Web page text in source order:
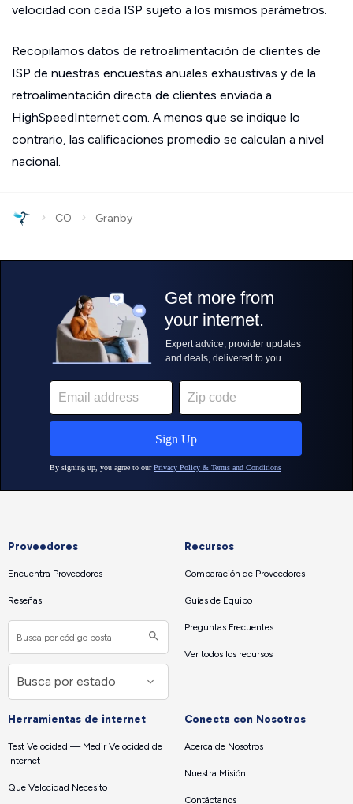
velocidad con cada ISP sujeto a los mismos parámetros.
Recopilamos datos de retroalimentación de clientes de
ISP de nuestras encuestas anuales exhaustivas y de la
retroalimentación directa de clientes enviada a
HighSpeedInternet.com. A menos que se indique lo
contrario, las calificaciones promedio se calculan a nivel
nacional.
› CO › Granby
Proveedores
Encuentra Proveedores
Reseñas
Recursos
Comparación de Proveedores
Guías de Equipo
Preguntas Frecuentes
Ver todos los recursos
Herramientas de internet
Test Velocidad — Medir Velocidad de
Internet
Que Velocidad Necesito
Conecta con Nosotros
Acerca de Nosotros
Nuestra Misión
Contáctanos